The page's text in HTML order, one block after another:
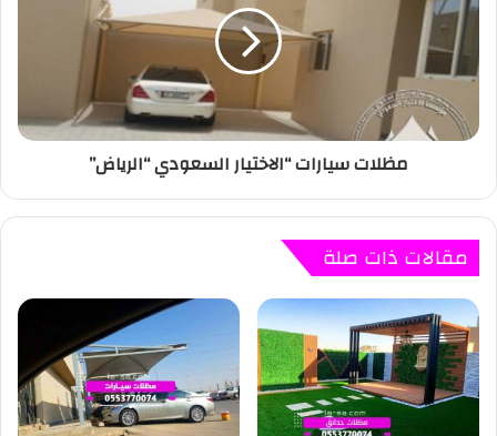
مظلات سيارات “الاختيار السعودي “الرياض”
مقالات ذات صلة